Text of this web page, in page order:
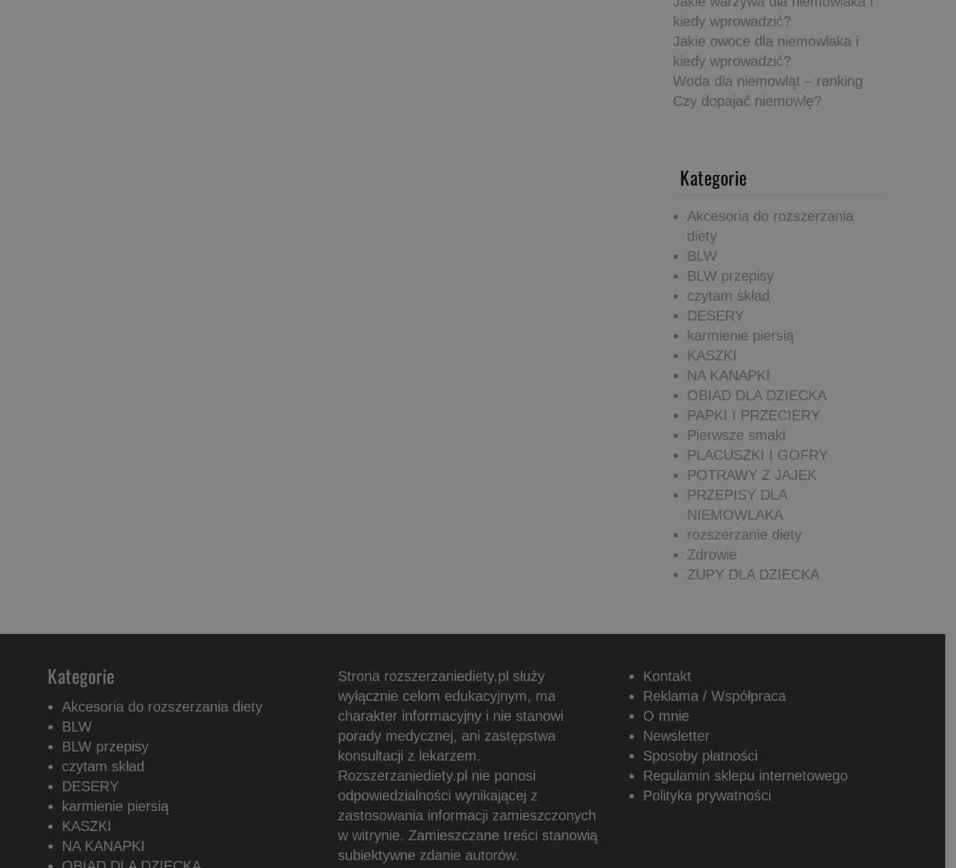
kiedy wprowadzić?
Jakie owoce dla niemowlaka i
kiedy wprowadzić?
Woda dla niemowląt – ranking
Czy dopajać niemowlę?
Kategorie
Akcesoria do rozszerzania
diety
BLW
BLW przepisy
czytam skład
DESERY
karmienie piersią
KASZKI
NA KANAPKI
OBIAD DLA DZIECKA
PAPKI I PRZECIERY
Pierwsze smaki
PLACUSZKI I GOFRY
POTRAWY Z JAJEK
PRZEPISY DLA
NIEMOWLAKA
rozszerzanie diety
Zdrowie
ZUPY DLA DZIECKA
Kategorie
Akcesoria do rozszerzania diety
BLW
BLW przepisy
czytam skład
DESERY
karmienie piersią
KASZKI
NA KANAPKI
Strona rozszerzaniediety.pl służy
wyłącznie celom edukacyjnym, ma
charakter informacyjny i nie stanowi
porady medycznej, ani zastępstwa
konsultacji z lekarzem.
Rozszerzaniediety.pl nie ponosi
odpowiedzialności wynikającej z
zastosowania informacji zamieszczonych
w witrynie. Zamieszczane treści stanowią
subiektywne zdanie autorów.
Kontakt
Reklama / Współpraca
O mnie
Newsletter
Sposoby płatności
Regulamin sklepu internetowego
Polityka prywatności